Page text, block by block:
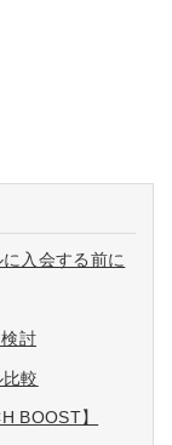
入会する前に
討
較
BOOST】